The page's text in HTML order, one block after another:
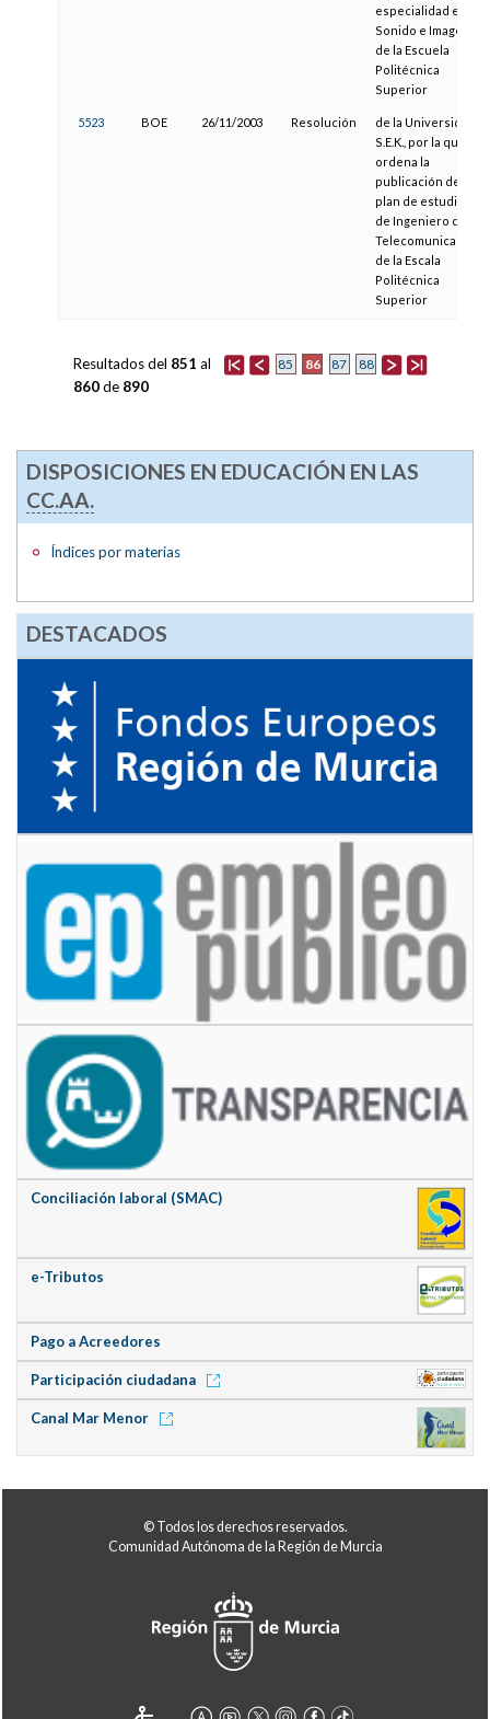
especialidad en
Sonido e Imagen,
de la Escuela
Politécnica
Superior
5523 BOE 26/11/2003 Resolución
de la Universidad
S.E.K., por la que se
ordena la
publicación del
plan de estudios
de Ingeniero de
Telecomunicación
de la Escala
Politécnica
Superior
85 86 87 88
Resultados del 851 al
860de 890
DISPOSICIONES EN EDUCACIÓN EN LAS
CC.AA.
Índices por materias
DESTACADOS
Conciliación laboral (SMAC)
e-Tributos
Pago a Acreedores
Participación ciudadana
Canal Mar Menor
© Todos los derechos reservados.
Comunidad Autónoma de la Región de Murcia